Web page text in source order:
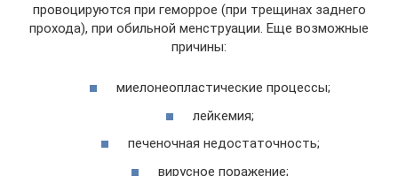
провоцируются при геморрое (при трещинах заднего
прохода), при обильной менструации. Еще возможные
причины:
миелонеопластические процессы;
лейкемия;
печеночная недостаточность;
вирусное поражение;